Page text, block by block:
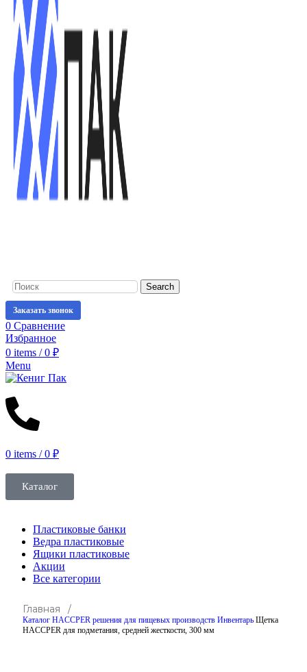
Search
Заказать звонок
0 Сравнение
Избранное
0 items / 0 ₽
Menu
0 items / 0 ₽
Каталог
Пластиковые банки
Ведра пластиковые
Ящики пластиковые
Акции
Все категории
Главная /
Каталог HACCPER решения для пищевых производств Инвентарь Щетка
HACCPER для подметания, средней жесткости, 300 мм